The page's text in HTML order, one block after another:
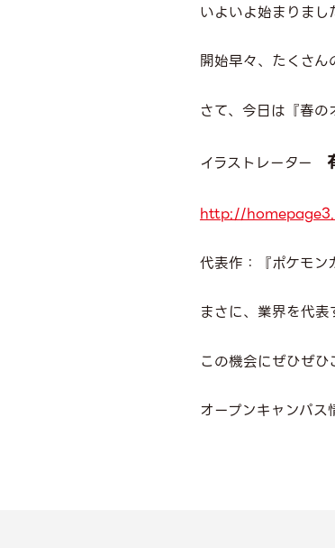
いよいよ始まりまし
開始早々、たくさ
さて、今日は『春
イラストレーター
http://
代表作：『ポケモ
まさに、業界を代表
この機会にぜひぜ
オープンキャンパス